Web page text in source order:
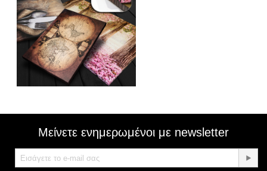
Μείνετε ενημερωμένοι με newsletter